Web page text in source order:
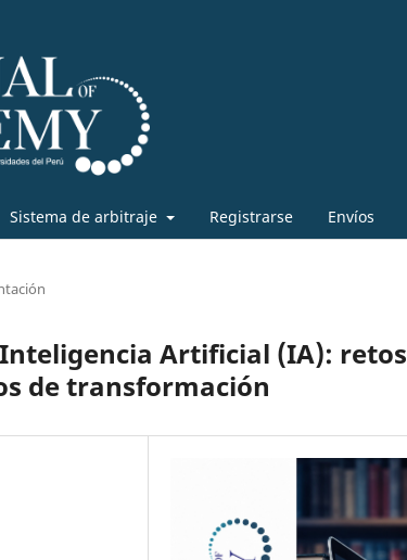
Sistema de arbitraje Registrarse Envíos
Artificial (IA): retos
de transformación